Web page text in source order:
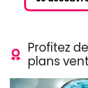
Profitez
plans